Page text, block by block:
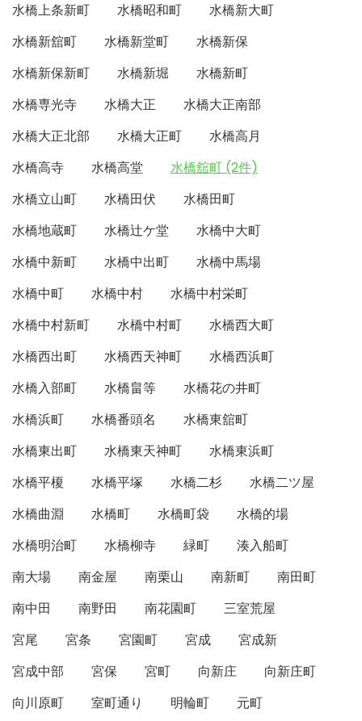
水橋上条新町
水橋昭和町
水橋新大町
水橋新舘町
水橋新堂町
水橋新保
水橋新保新町
水橋新堀
水橋新町
水橋専光寺
水橋大正
水橋大正南部
水橋大正北部
水橋大正町
水橋高月
水橋高寺
水橋高堂
水橋舘町 (2件)
水橋立山町
水橋田伏
水橋田町
水橋地蔵町
水橋辻ケ堂
水橋中大町
水橋中新町
水橋中出町
水橋中馬場
水橋中町
水橋中村
水橋中村栄町
水橋中村新町
水橋中村町
水橋西大町
水橋西出町
水橋西天神町
水橋西浜町
水橋入部町
水橋畠等
水橋花の井町
水橋浜町
水橋番頭名
水橋東舘町
水橋東出町
水橋東天神町
水橋東浜町
水橋平榎
水橋平塚 水橋二杉
水橋二ツ屋
水橋曲淵
水橋町 水橋町袋
水橋的場
水橋明治町
水橋柳寺 緑町
湊入船町
南大場
南金屋 南栗山 南新町
南田町
南中田
南野田 南花園町
三室荒屋
宮尾
宮条 宮園町 宮成
宮成新
宮成中部
宮保 宮町 向新庄
向新庄町
向川原町
室町通り 明輪町 元町